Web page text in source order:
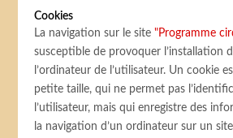
Cookies
La navigation sur le site "Programme
susceptible de provoquer l’installation
l’ordinateur de l’utilisateur. Un cookie
petite taille, qui ne permet pas
l’utilisateur, mais qui enregistre des
la navigation d’un ordinateur sur un